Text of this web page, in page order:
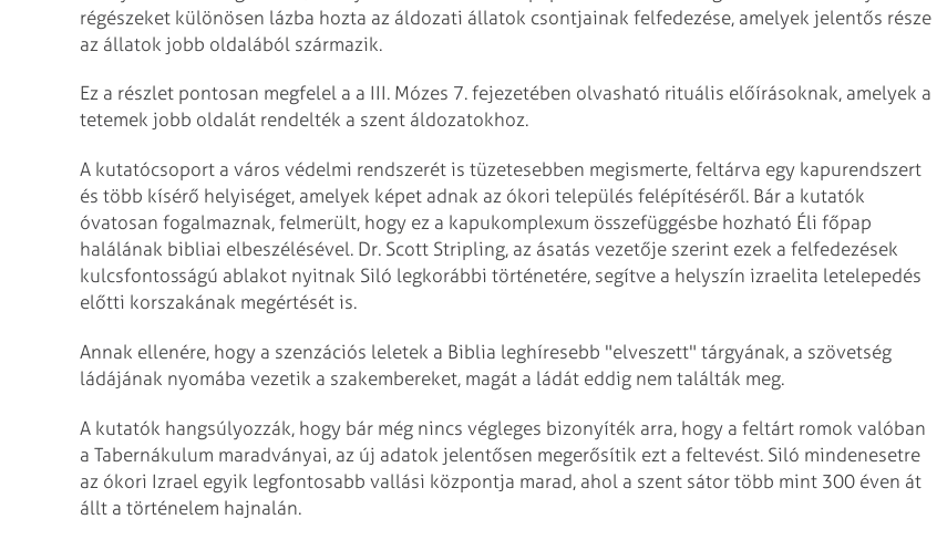
régészeket különösen lázba hozta az áldozati állatok csontjainak felfedezése, amelyek jelentős része
az állatok jobb oldalából származik.
Ez a részlet pontosan megfelel a a III. Mózes 7. fejezetében olvasható rituális előírásoknak, amelyek a
tetemek jobb oldalát rendelték a szent áldozatokhoz.
A kutatócsoport a város védelmi rendszerét is tüzetesebben megismerte, feltárva egy kapurendszert
és több kísérő helyiséget, amelyek képet adnak az ókori település felépítéséről. Bár a kutatók
óvatosan fogalmaznak, felmerült, hogy ez a kapukomplexum összefüggésbe hozható Éli főpap
halálának bibliai elbeszélésével. Dr. Scott Stripling, az ásatás vezetője szerint ezek a felfedezések
kulcsfontosságú ablakot nyitnak Siló legkorábbi történetére, segítve a helyszín izraelita letelepedés
előtti korszakának megértését is.
Annak ellenére, hogy a szenzációs leletek a Biblia leghíresebb "elveszett" tárgyának, a szövetség
ládájának nyomába vezetik a szakembereket, magát a ládát eddig nem találták meg.
A kutatók hangsúlyozzák, hogy bár még nincs végleges bizonyíték arra, hogy a feltárt romok valóban
a Tabernákulum maradványai, az új adatok jelentősen megerősítik ezt a feltevést. Siló mindenesetre
az ókori Izrael egyik legfontosabb vallási központja marad, ahol a szent sátor több mint 300 éven át
állt a történelem hajnalán.